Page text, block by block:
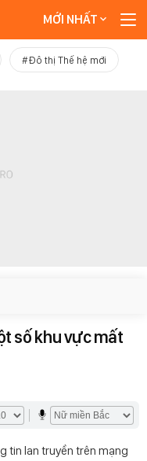
MỚI NHẤT
#Đô thị Thế hệ mới
số khu vực mất
tin lan truyền trên mạng